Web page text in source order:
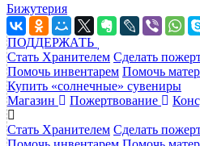
Бижутерия
ПОДДЕРЖАТЬ
Стать Хранителем Сделать
Помочь инвентарем Помочь
Купить «солнечные» сувениры
Магазин
Пожертвование
Стать Хранителем Сделать